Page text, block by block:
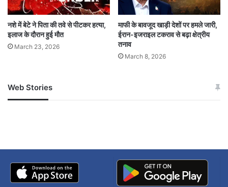
मनोचिकित्सक डा. देवेंद्र उन्नी बताते हैं कि स्मार्टफोन फोन
को लेकर सबसे बड़ी चिंता इंटरनेट पर कई गलत सूचनाओं
का होना है। स्मार्टफोन के उपयोग से बच्चे कई गलत
जानकारियों ग्रहण कर रहे हैं। बच्चों में कई मानसिक विकास
नशे में बेटे ने पिता की तवे से पीटकर हत्या,
इलाज के दौरान हुई मौत
March 23, 2026
माफी के बावजूद खाड़ी देशों पर हमले जारी,
ईरान-इजराइल टकराव से बढ़ा क्षेत्रीय
तनाव
March 8, 2026
Web Stories
जम्मू-कश्मीर में बारिश से
अपडेट
खाई में धक्का… आरोपियों ने